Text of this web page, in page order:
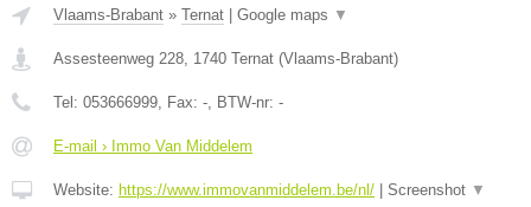
Vlaams-Brabant » Ternat Google maps ▼
Assesteenweg 228 1740 Ternat (Vlaams-Brabant)
Tel: 053666999 , Fax: - , BTW-nr: -
E-mail › Immo Van Middelem
Website: https://www.immovanmiddelem.be/nl/ Screenshot ▼